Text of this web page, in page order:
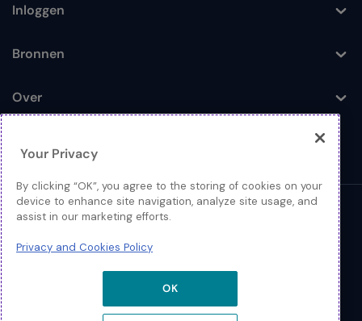
Toggle
Inloggen
Toggle
Bronnen
Toggle
Over
© 2026 Extreme Networks
Juridisch
Privacy- en Cookiebeleid
Your Privacy
By clicking “OK”, you agree to the storing of cookies on your
device to enhance site navigation, analyze site usage, and
assist in our marketing efforts.
Privacy and Cookies Policy
OK